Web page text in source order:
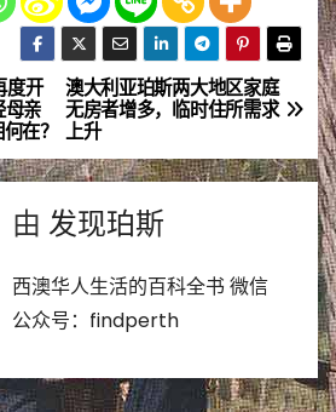
澳大利亚珀斯两大地区家庭
无房者增多，临时住所需求
上升
度开
母亲
在？
由 发现珀斯
西澳华人生活的百科全书 微信
公众号：findperth